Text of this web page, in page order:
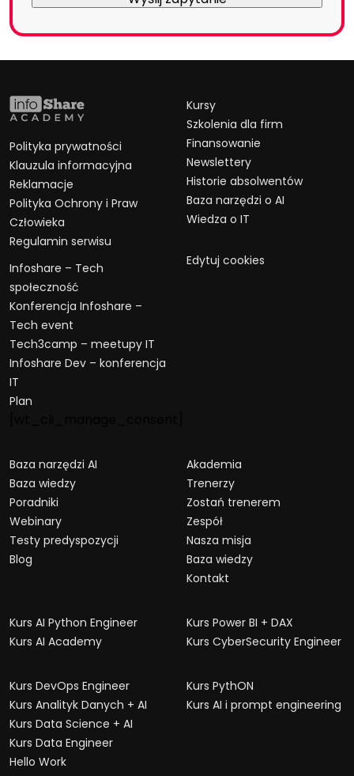
Polityka prywatności
Klauzula informacyjna
Reklamacje
Polityka Ochrony i Praw
Człowieka
Regulamin serwisu
Infoshare – Tech
społeczność
Konferencja Infoshare –
Tech event
Tech3camp – meetupy IT
Infoshare Dev – konferencja
IT
Plan
Kursy
Szkolenia dla firm
Finansowanie
Newslettery
Historie absolwentów
Baza narzędzi o AI
Wiedza o IT
Edytuj cookies
Baza narzędzi AI
Baza wiedzy
Poradniki
Webinary
Testy predyspozycji
Blog
Akademia
Trenerzy
Zostań trenerem
Zespół
Nasza misja
Baza wiedzy
Kontakt
Kurs AI Python Engineer
Kurs AI Academy
Kurs Power BI + DAX
Kurs CyberSecurity Engineer
Kurs DevOps Engineer
Kurs Analityk Danych + AI
Kurs Data Science + AI
Kurs Data Engineer
Hello Work
Kurs PythON
Kurs AI i prompt engineering